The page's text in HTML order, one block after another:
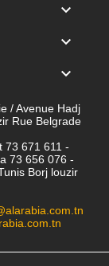



/ Avenue Hadj
Rue Belgrade
73 671 611 -
73 656 076 -
Borj louzir